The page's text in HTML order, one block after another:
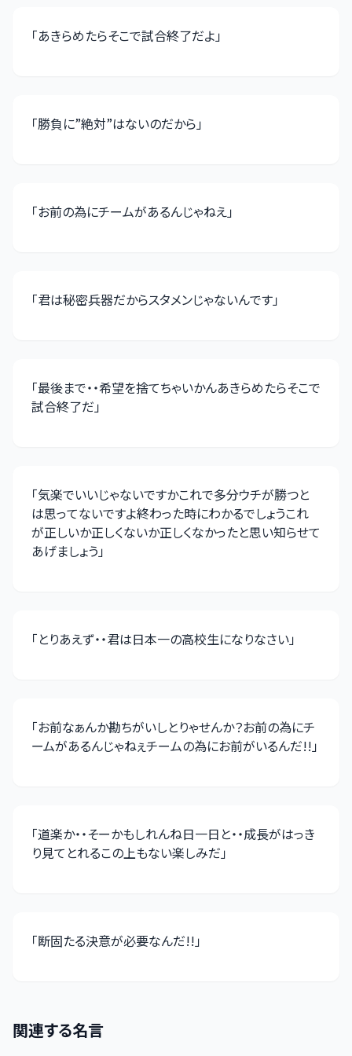
「あきらめたらそこで試合終了だよ」
「勝負に”絶対”はないのだから」
「お前の為にチームがあるんじゃねえ」
「君は秘密兵器だからスタメンじゃないんです」
「最後まで・・希望を捨てちゃいかんあきらめたらそこで
試合終了だ」
「気楽でいいじゃないですかこれで多分ウチが勝つと
は思ってないですよ終わった時にわかるでしょうこれ
が正しいか正しくないか正しくなかったと思い知らせて
あげましょう」
「とりあえず・・君は日本一の高校生になりなさい」
「お前なぁんか勘ちがいしとりゃせんか？お前の為にチ
ームがあるんじゃねぇチームの為にお前がいるんだ!!」
「道楽か・・そーかもしれんね日一日と・・成長がはっき
り見てとれるこの上もない楽しみだ」
「断固たる決意が必要なんだ!!」
関連する名言